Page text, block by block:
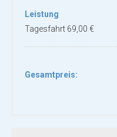
Leistung
Tagesfahrt 69,00 €
Gesamtpreis: